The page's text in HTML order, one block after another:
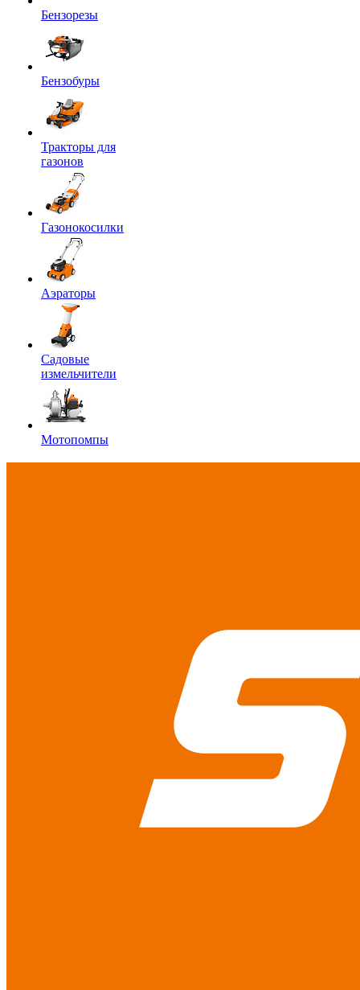
Бензорезы
Бензобуры
Тракторы для
газонов
Газонокосилки
Аэраторы
Садовые
измельчители
Мотопомпы